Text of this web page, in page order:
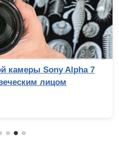
камеры Sony Alpha 7
лицом